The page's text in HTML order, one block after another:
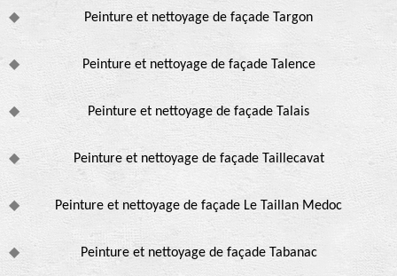
Peinture et nettoyage de façade Targon
Peinture et nettoyage de façade Talence
Peinture et nettoyage de façade Talais
Peinture et nettoyage de façade Taillecavat
Peinture et nettoyage de façade Le Taillan Medoc
Peinture et nettoyage de façade Tabanac